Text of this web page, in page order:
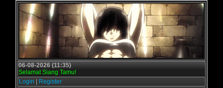
06-08-2026 (11:35)
Selamat Siang Tamu!
Login
Register